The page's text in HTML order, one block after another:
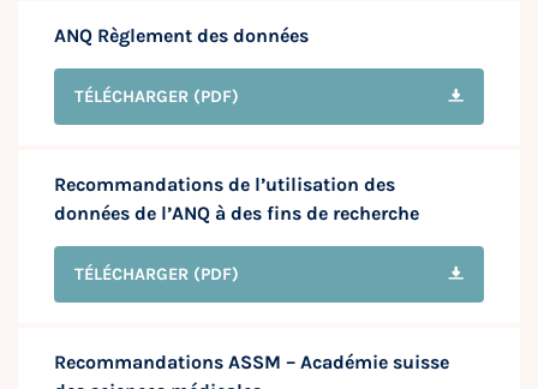
ANQ Règlement des données
TÉLÉCHARGER (PDF)
Recommandations de l’utilisation des
données de l’ANQ à des fins de recherche
TÉLÉCHARGER (PDF)
Recommandations ASSM – Académie suisse